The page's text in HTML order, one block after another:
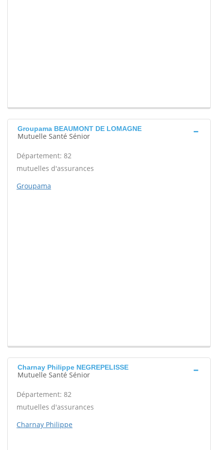
Groupama BEAUMONT DE LOMAGNE
Mutuelle Santé Sénior
Département: 82
mutuelles d'assurances
Groupama
Charnay Philippe NEGREPELISSE
Mutuelle Santé Sénior
Département: 82
mutuelles d'assurances
Charnay Philippe